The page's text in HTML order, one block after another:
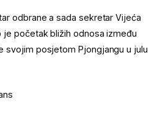
odbrane a sada sekretar Vijeća
početak bližih odnosa između
svojim posjetom Pjongjangu u julu